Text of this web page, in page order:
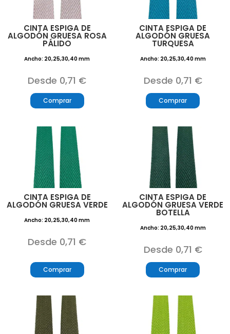
CINTA ESPIGA DE
ALGODÓN GRUESA ROSA
PÁLIDO
Ancho: 20,25,30,40 mm
Desde 0,71 €
Comprar
CINTA ESPIGA DE
ALGODÓN GRUESA
TURQUESA
Ancho: 20,25,30,40 mm
Desde 0,71 €
Comprar
CINTA ESPIGA DE
ALGODÓN GRUESA VERDE
Ancho: 20,25,30,40 mm
Desde 0,71 €
Comprar
CINTA ESPIGA DE
ALGODÓN GRUESA VERDE
BOTELLA
Ancho: 20,25,30,40 mm
Desde 0,71 €
Comprar